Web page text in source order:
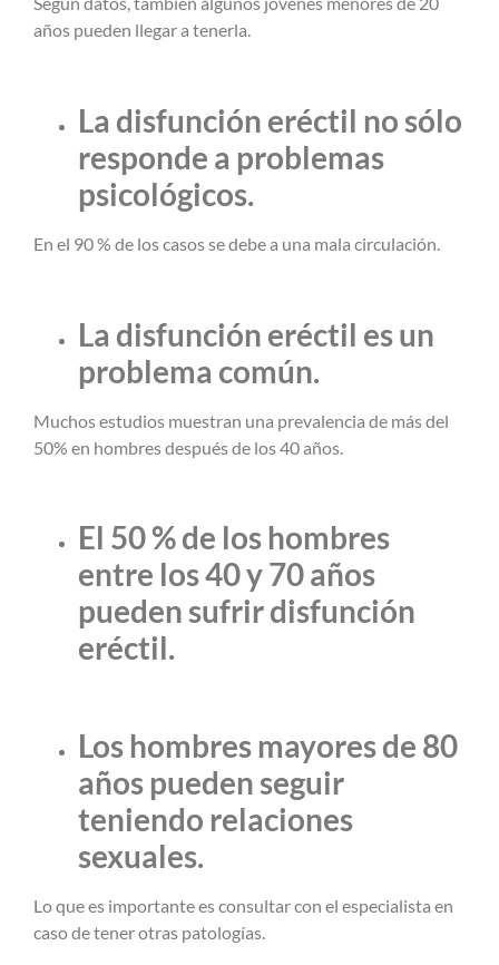
años pueden llegar a tenerla.
La disfunción eréctil no sólo
responde a problemas
psicológicos.
En el 90 % de los casos se debe a una mala circulación.
La disfunción eréctil es un
problema común.
Muchos estudios muestran una prevalencia de más del
50% en hombres después de los 40 años.
El 50 % de los hombres
entre los 40 y 70 años
pueden sufrir disfunción
eréctil.
Los hombres mayores de 80
años pueden seguir
teniendo relaciones
sexuales.
Lo que es importante es consultar con el especialista en
caso de tener otras patologías.